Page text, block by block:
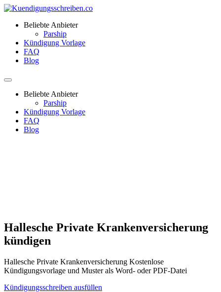
Beliebte Anbieter
Parship
Kündigung Vorlage
FAQ
Blog
Beliebte Anbieter
Parship
Kündigung Vorlage
FAQ
Blog
Hallesche Private Krankenversicherung
kündigen
Hallesche Private Krankenversicherung Kostenlose
Kündigungsvorlage und Muster als Word- oder PDF-Datei
Kündigungsschreiben ausfüllen